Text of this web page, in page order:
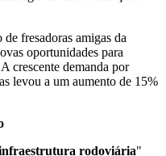
fresadoras amigas da
oportunidades para
crescente demanda por
levou a um aumento de 15%
rodoviária"